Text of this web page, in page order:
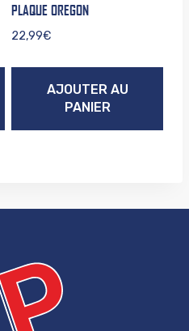
PLAQUE OREGON
22,99€
AJOUTER AU
PANIER